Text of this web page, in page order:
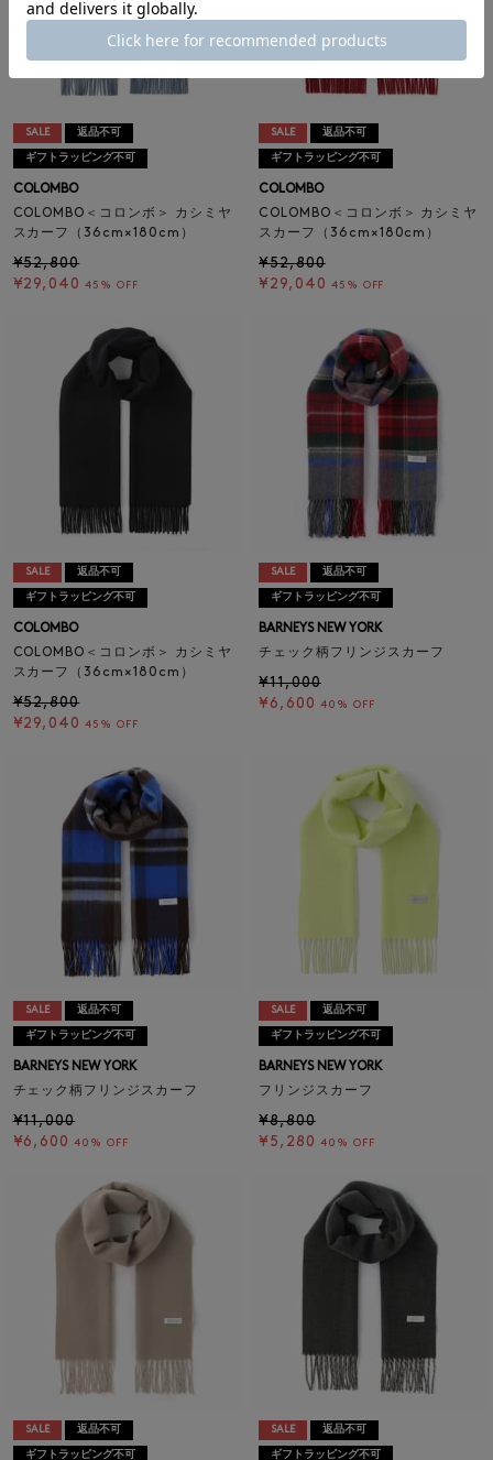
SALE 返品不可
ギフトラッピング不可
COLOMBO
COLOMBO＜コロンボ＞ カシミヤ
スカーフ（36cm×180cm）
¥52,800
¥29,040 45% OFF
SALE 返品不可
ギフトラッピング不可
COLOMBO
COLOMBO＜コロンボ＞ カシミヤ
スカーフ（36cm×180cm）
¥52,800
¥29,040 45% OFF
SALE 返品不可
ギフトラッピング不可
COLOMBO
COLOMBO＜コロンボ＞ カシミヤ
スカーフ（36cm×180cm）
¥52,800
¥29,040 45% OFF
SALE 返品不可
ギフトラッピング不可
BARNEYS NEW YORK
チェック柄フリンジスカーフ
¥11,000
¥6,600 40% OFF
SALE 返品不可
ギフトラッピング不可
BARNEYS NEW YORK
チェック柄フリンジスカーフ
¥11,000
¥6,600 40% OFF
SALE 返品不可
ギフトラッピング不可
BARNEYS NEW YORK
フリンジスカーフ
¥8,800
¥5,280 40% OFF
SALE 返品不可
ギフトラッピング不可
SALE 返品不可
ギフトラッピング不可